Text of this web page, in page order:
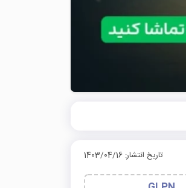
تاریخ انتشار: 1403/04/16